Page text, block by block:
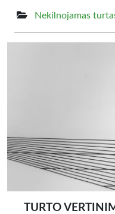
Nekilnojamas
TURTO